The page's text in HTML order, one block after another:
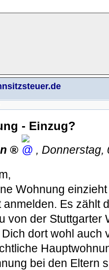
- Einzug?
,
Wohnung
anmelden. Es zählt
von der Stuttgarter
dort wohl auch
bei den Eltern